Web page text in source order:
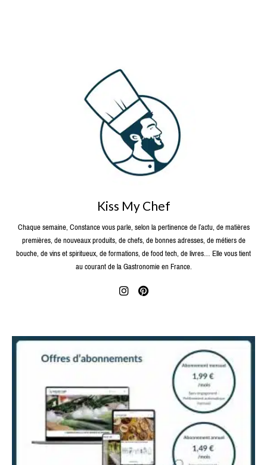
Kiss My Chef
Chaque semaine, Constance vous parle, selon la pertinence de l’actu, de matières
premières, de nouveaux produits, de chefs, de bonnes adresses, de métiers de
bouche, de vins et spiritueux, de formations, de food tech, de livres… Elle vous tient
au courant de la Gastronomie en France.